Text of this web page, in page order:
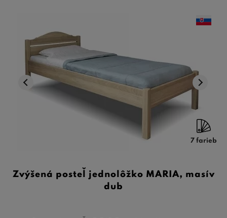
7 farieb
Zvýšená posteľ jednolôžko MARIA, masív
dub